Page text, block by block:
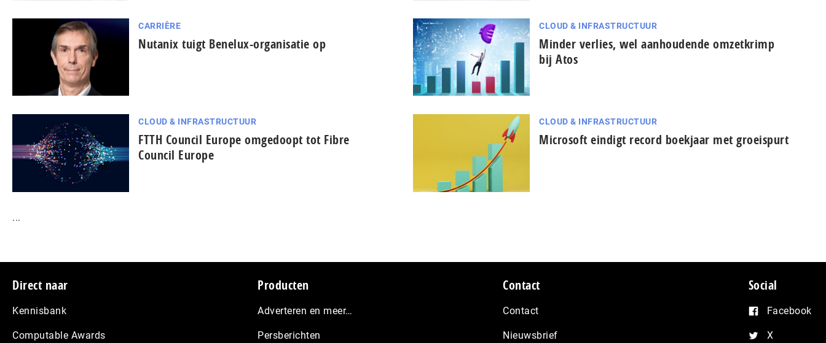
CARRIÈRE
Nutanix tuigt Benelux-organisatie op
CLOUD & INFRASTRUCTUUR
Minder verlies, wel aanhoudende omzetkrimp
bij Atos
CLOUD & INFRASTRUCTUUR
FTTH Council Europe omgedoopt tot Fibre
Council Europe
CLOUD & INFRASTRUCTUUR
Microsoft eindigt record boekjaar met groeispurt
...
Footer
Direct naar
Kennisbank
Computable Awards
Producten
Adverteren en meer…
Persberichten
Contact
Contact
Nieuwsbrief
Social
Facebook
X